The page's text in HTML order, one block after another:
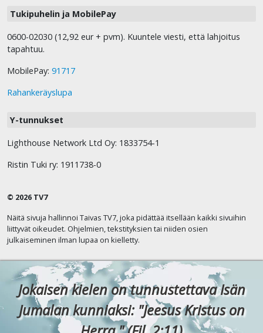
Tukipuhelin ja MobilePay
0600-02030 (12,92 eur + pvm). Kuuntele viesti, että lahjoitus
tapahtuu.
MobilePay: 91717
Rahankeräyslupa
Y-tunnukset
Lighthouse Network Ltd Oy: 1833754-1
Ristin Tuki ry: 1911738-0
© 2026 TV7
Näitä sivuja hallinnoi Taivas TV7, joka pidättää itsellään kaikki sivuihin
liittyvät oikeudet. Ohjelmien, tekstityksien tai niiden osien
julkaiseminen ilman lupaa on kielletty.
Jokaisen kielen on tunnustettava Isän
Jumalan kunniaksi: "Jeesus Kristus on